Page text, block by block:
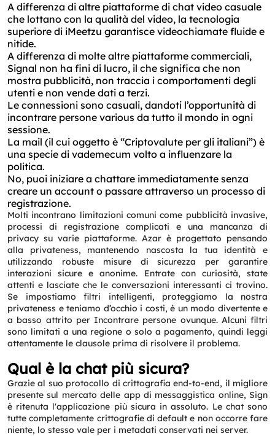
A differenza di altre piattaforme di chat video casuale
che lottano con la qualità del video, la tecnologia
superiore di iMeetzu garantisce videochiamate fluide e
nitide.
A differenza di molte altre piattaforme commerciali,
Signal non ha fini di lucro, il che significa che non
mostra pubblicità, non traccia i comportamenti degli
utenti e non vende dati a terzi.
Le connessioni sono casuali, dandoti l’opportunità di
incontrare persone various da tutto il mondo in ogni
sessione.
La mail (il cui oggetto è “Criptovalute per gli italiani”) è
una specie di vademecum volto a influenzare la
politica.
No, puoi iniziare a chattare immediatamente senza
creare un account o passare attraverso un processo di
registrazione.
Molti incontrano limitazioni comuni come pubblicità invasive,
processi di registrazione complicati e una mancanza di
privacy su varie piattaforme. Azar è progettato pensando
alla privateness, mantenendo nascosta la tua identità e
utilizzando robuste misure di sicurezza per garantire
interazioni sicure e anonime. Entrate con curiosità, state
attenti e lasciate che le conversazioni interessanti ci trovino.
Se impostiamo filtri intelligenti, proteggiamo la nostra
privateness e teniamo d’occhio i costi, è un modo divertente e
a basso attrito per Incontrare persone ovunque. Alcuni filtri
sono limitati a una regione o solo a pagamento, quindi leggi
attentamente le clausole prima di risolvere il problema.
Qual è la chat più sicura?
Grazie al suo protocollo di crittografia end-to-end, il migliore
presente sul mercato delle app di messaggistica online, Sign
è ritenuta l'applicazione più sicura in assoluto. Le chat sono
tutte completamente crittografie di default e non occorre fare
niente, lo stesso vale per i metadati conservati nei server.